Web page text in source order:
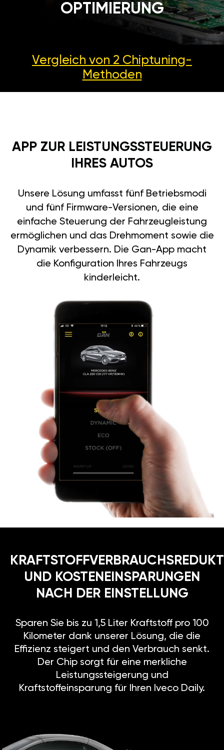
OPTIMIERUNG
Vergleich von 2 Chiptuning-
Methoden
APP ZUR LEISTUNGSSTEUERUNG
IHRES AUTOS
Unsere Lösung umfasst fünf Betriebsmodi
und fünf Firmware-Versionen, die eine
einfache Steuerung der Fahrzeugleistung
ermöglichen und das Drehmoment sowie die
Dynamik verbessern. Die Gan-App macht
die Konfiguration Ihres Fahrzeugs
kinderleicht.
UND KOSTENEINSPARUNGEN
NACH DER EINSTELLUNG
Sparen Sie bis zu 1,5 Liter Kraftstoff pro 100
Kilometer dank unserer Lösung, die die
Effizienz steigert und den Verbrauch senkt.
Der Chip sorgt für eine merkliche
Leistungssteigerung und
Kraftstoffeinsparung für Ihren Iveco Daily.